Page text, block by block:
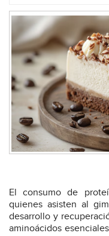
El consumo de
quienes asisten al
desarrollo y
aminoácidos